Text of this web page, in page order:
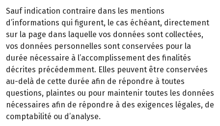
Sauf indication contraire dans les mentions
d’informations qui figurent, le cas échéant, directement
sur la page dans laquelle vos données sont collectées,
vos données personnelles sont conservées pour la
durée nécessaire à l’accomplissement des finalités
décrites précédemment. Elles peuvent être conservées
au-delà de cette durée afin de répondre à toutes
questions, plaintes ou pour maintenir toutes les données
nécessaires afin de répondre à des exigences légales, de
comptabilité ou d’analyse.